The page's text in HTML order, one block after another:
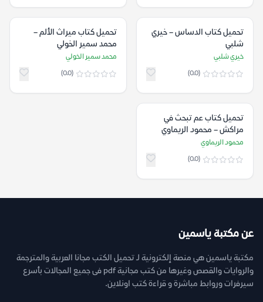
تحميل كتاب الدساس – خيري
شلبي
خيري شلبي
(0.0)
تحميل كتاب ميراث الألم –
محمد سمير الخولي
محمد سمير الخولي
(0.0)
تحميل كتاب عم تبحث في
مراكش – محمود الريماوي
محمود الريماوي
(0.0)
عن مكتبة ياسمين
مكتبة ياسمين هي منصة إلكترونية لـ تحميل الكتب مجانا العربية والمترجمة
والروايات والقصص وغيرها من كتب مجانية pdf فى جميع المجالات بأسرع
سيرفرات وروابط مباشرة و قراءة كتب اونلاين.